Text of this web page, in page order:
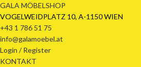
GALA MÖBELSHOP
VOGELWEIDPLATZ 10, A-1150 WIEN
+43 1 786 51 75
info@galamoebel.at
Login / Register
KONTAKT